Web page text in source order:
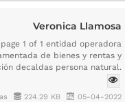
Veronica Llamosa
1 of 1 entidad operadora
de bienes y rentas y
decaldas persona natural.
224.29 KB 05-04-2022